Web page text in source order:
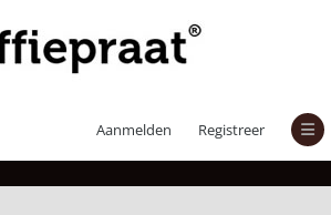
Aanmelden Registreer